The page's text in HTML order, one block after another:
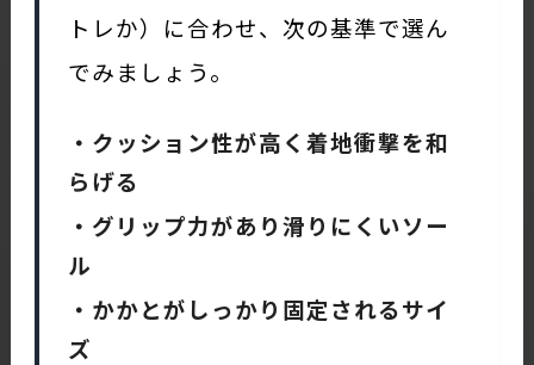
トレか）に合わせ、次の基準で選ん
でみましょう。
・クッション性が高く着地衝撃を和
らげる
・グリップ力があり滑りにくいソー
ル
・かかとがしっかり固定されるサイ
ズ